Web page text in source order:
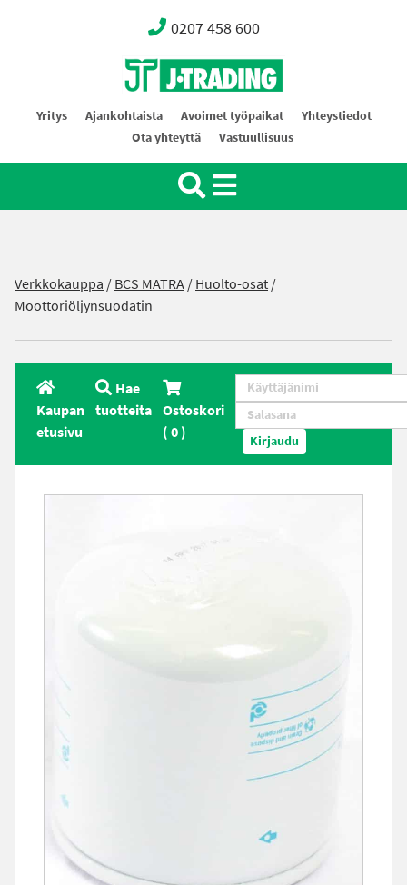
0207 458 600
Oy J-Trading Ab
Yritys Ajankohtaista Avoimet työpaikat
Yhteystiedot
Ota yhteyttä
Vastuullisuus
Verkkokauppa /BCS MATRA/Huolto-osat/
Moottoriöljynsuodatin
Kaupan
etusivu
Hae
tuotteita Ostoskori
(0) Kirjaudu